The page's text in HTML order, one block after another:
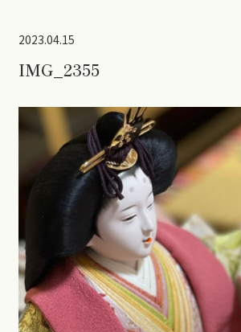
2023.04.15
IMG_2355